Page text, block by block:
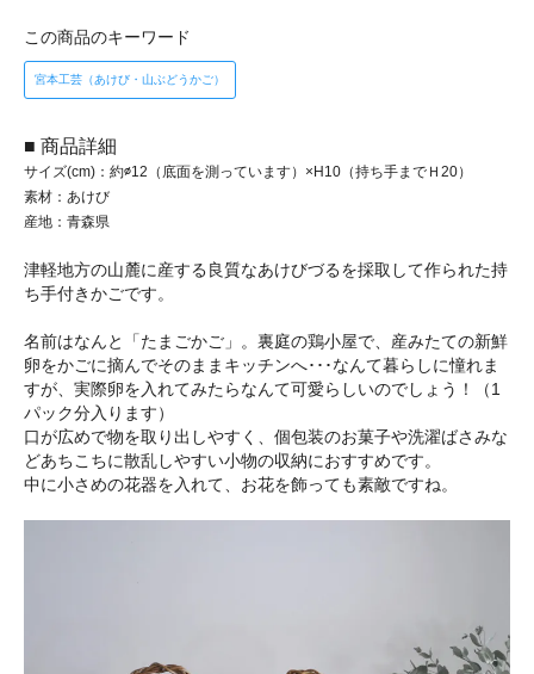
この商品のキーワード
宮本工芸（あけび・山ぶどうかご）
■ 商品詳細
サイズ(cm)：約∅12（底面を測っています）×H10（持ち手までＨ20）
素材：あけび
産地：青森県
津軽地方の山麓に産する良質なあけびづるを採取して作られた持
ち手付きかごです。
名前はなんと「たまごかご」。裏庭の鶏小屋で、産みたての新鮮
卵をかごに摘んでそのままキッチンへ･･･なんて暮らしに憧れま
すが、実際卵を入れてみたらなんて可愛らしいのでしょう！（1
パック分入ります）
口が広めで物を取り出しやすく、個包装のお菓子や洗濯ばさみな
どあちこちに散乱しやすい小物の収納におすすめです。
中に小さめの花器を入れて、お花を飾っても素敵ですね。